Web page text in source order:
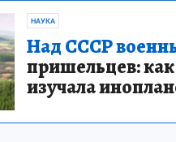
НАУКА
Над СССР
пришельцев: как
изучала